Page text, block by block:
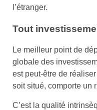
l’étranger.
Tout
Le meilleur point de
globale des
est peut-être de
soit situé, comporte un
C’est la qualité